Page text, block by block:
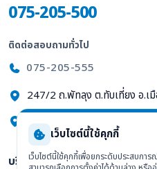
075-205-500
ติดต่อสอบถามทั่วไป
075-205-555
247/2 ถ.พัทลุง ต.ทับเที่ยง อ.เ
ดูแผนที่ Google Maps
บริการทางการแพทย์
เว็บไซต์นี้ใช้คุกกี้
เว็บไซต์นี้ใช้คุกกี้เพื่อยกระดับประสบการ